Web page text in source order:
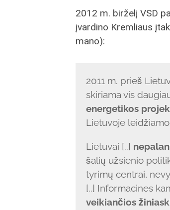
2012 m. birželį VSD
įvardino Kremliaus
mano):
2011 m. prieš
skiriama vis
energetikos
Lietuvoje
Lietuvai [..]
šalių užsienio
tyrimų centrai,
[..] Informacines
veikiančios